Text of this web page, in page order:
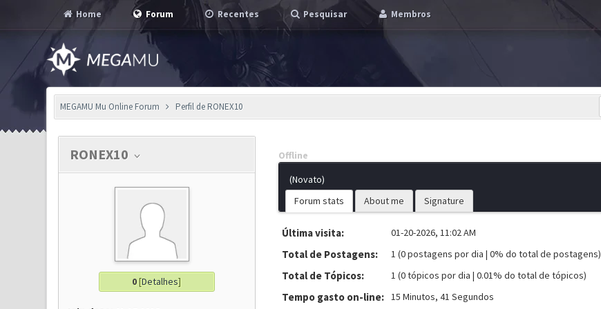
Home Forum Recentes Pesquisar Membros
MEGAMU Mu Online Forum Perfil de RONEX10
RONEX10
0[Detalhes]
Offline
(Novato)
Forum stats
About me Signature
Última visita: 01-20-2026, 11:02 AM
Total de Postagens: 1 (0 postagens por dia | 0% do total de postagens)
Total de Tópicos: 1 (0 tópicos por dia | 0.01% do total de tópicos)
Tempo gasto on-line: 15 Minutos, 41 Segundos